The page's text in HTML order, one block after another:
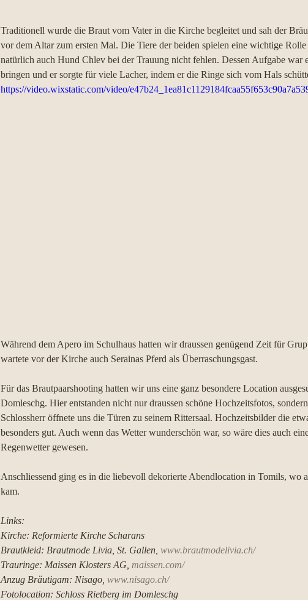
Traditionell wurde die Braut vom Vater in die Kirche begleitet und sah der
vor dem Altar zum ersten Mal. Die Tiere der beiden spielen eine wichtige
natürlich auch Hund Chlev bei der Trauung nicht fehlen. Dessen Aufgabe war
bringen und er sorgte für viele Lacher, indem er die Ringe sich vom Hals
https://video.wixstatic.com/video/
Während dem Apero im Schulhaus hatten wir draussen genügend Zeit für
wartete vor der Kirche auch Serainas Pferd als Überraschungsgast.
Für das Brautpaarshooting hatten wir uns eine ganz besondere Location
Domleschg. Hier entstanden nicht nur draussen schöne Hochzeitsfotos,
Schlossherr öffnete uns die Türen zu seinem Rittersaal. Hochzeitsbilder die
besonders gut. Auch wenn das Wetter wunderschön war, so wäre dies auch
Regenwetter gewesen.
Anschliessend ging es in die liebevoll dekorierte Abendlocation in Tomils, wo
kam.
Links:
Kirche: Reformierte Kirche Scharans
Brautkleid: Brautmode Livia, St. Gallen, www.brautmodelivia.ch/
Trauringe: Maissen Klosters AG, maissen.com/
Anzug Bräutigam: Nisago, www.nisago.ch/
Fotolocation: Schloss Rietberg im Domleschg